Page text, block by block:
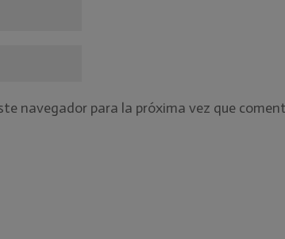
navegador para la próxima vez que